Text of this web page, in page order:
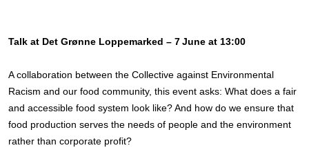
Talk at Det Grønne Loppemarked – 7 June at 13:00
A collaboration between the Collective against Environmental
Racism and our food community, this event asks: What does a fair
and accessible food system look like? And how do we ensure that
food production serves the needs of people and the environment
rather than corporate profit?